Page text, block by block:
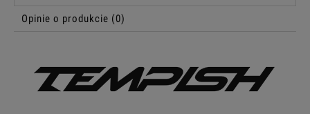
Opinie o produkcie (0)